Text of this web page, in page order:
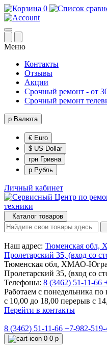
0
Меню
Контакты
Отзывы
Акции
Срочный ремонт - от
Срочный ремонт
р Валюта
€ Euro
$ US Dollar
грн Гривна
р Рубль
Личный кабинет
Каталог товаров
Наш адрес: Тюменская обл,
Пролетарский 35, (вход со
Тюменская обл, ХМАО-Югра
Пролетарский 35, (вход со
Телефоны: 8 (3462) 51-11-66
Работаем с понедельника по
с 10,00 до 18,00 перерыв с
Перейти в контакты
8 (3462) 51-11-66 +7-982-519-
0 0 р